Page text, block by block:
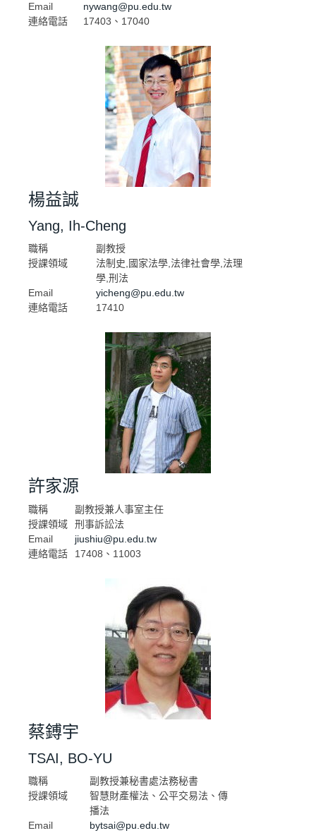
Email
nywang@pu.edu.tw
連絡電話
17403、17040
楊益誠
Yang, Ih-Cheng
職稱
副教授
授課領域
法制史,國家法學,法律社會學,法理
學,刑法
Email
yicheng@pu.edu.tw
連絡電話
17410
許家源
職稱
副教授兼人事室主任
授課領域
刑事訴訟法
Email
jiushiu@pu.edu.tw
連絡電話
17408、11003
蔡鎛宇
TSAI, BO-YU
職稱
副教授兼秘書處法務秘書
授課領域
智慧財產權法、公平交易法、傳
播法
Email
bytsai@pu.edu.tw